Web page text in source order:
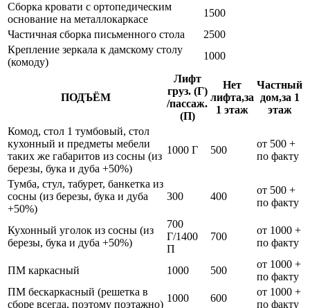
Сборка кровати с ортопедическим
основание на металлокаркасе
1500
Частичная сборка письменного стола
2500
Крепление зеркала к дамскому столу
(комоду)
1000
ПОДЪЁМ
Лифт
груз. (Г)
/пассаж.
(П)
Нет
лифта,за
1 этаж
Частный
дом,за 1
этаж
Комод, стол 1 тумбовый, стол
кухонный и предметы мебели
таких же габаритов из сосны (из
березы, бука и дуба +50%)
1000 Г 500
от 500 +
по факту
Тумба, стул, табурет, банкетка из
сосны (из березы, бука и дуба
+50%)
300 400
от 500 +
по факту
Кухонный уголок из сосны (из
березы, бука и дуба +50%)
700
Г/1400
П
700
от 1000 +
по факту
ПМ каркасный 1000 500
от 1000 +
по факту
ПМ бескаркасный (решетка в
сборе всегда, поэтому поэтажно)
1000 600
от 1000 +
по факту